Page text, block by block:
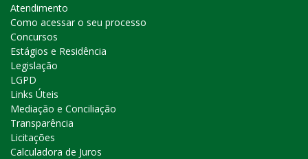
Atendimento
Como acessar o seu processo
Concursos
Estágios e Residência
Legislação
LGPD
Links Úteis
Mediação e Conciliação
Transparência
Licitações
Calculadora de Juros